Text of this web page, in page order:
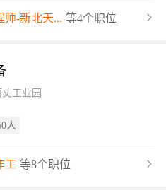
师-新北天... 等4个职位
工业园
人
工 等8个职位